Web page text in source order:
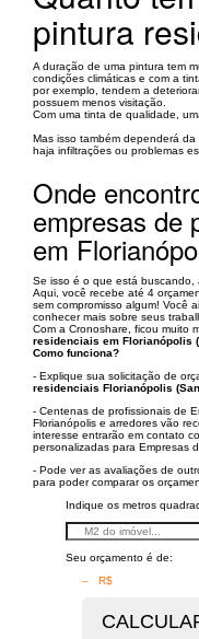
pintura
A duração de uma pintura tem
condições climáticas e com a
por exemplo, tendem a
possuem menos visitação.
Com uma tinta de qualidade,
Mas isso também dependerá
haja infiltrações ou problemas
Onde
empresas de
em
Se isso é o que está buscando,
Aqui, você recebe até 4
sem compromisso algum! Você
conhecer mais sobre seus
Com a Cronoshare, ficou muito
residenciais em Florianópolis
Como funciona?
- Explique sua solicitação de
residenciais Florianópolis
- Centenas de profissionais de
Florianópolis e arredores vão
interesse entrarão em contato
personalizadas para Empresas
- Pode ver as avaliações de
para poder comparar os
Indique os metros
Seu orçamento é de:
– R$